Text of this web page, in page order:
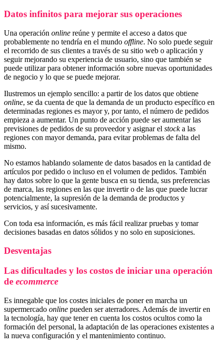
Datos infinitos para mejorar sus operaciones
Una operación online reúne y permite el acceso a datos que
probablemente no tendría en el mundo offline. No solo puede seguir
el recorrido de sus clientes a través de su sitio web o aplicación y
seguir mejorando su experiencia de usuario, sino que también se
puede utilizar para obtener información sobre nuevas oportunidades
de negocio y lo que se puede mejorar.
Ilustremos un ejemplo sencillo: a partir de los datos que obtiene
online, se da cuenta de que la demanda de un producto específico en
determinadas regiones es mayor y, por tanto, el número de pedidos
empieza a aumentar. Un punto de acción puede ser aumentar las
previsiones de pedidos de su proveedor y asignar el stocka las
regiones con mayor demanda, para evitar problemas de falta del
mismo.
No estamos hablando solamente de datos basados en la cantidad de
artículos por pedido o incluso en el volumen de pedidos. También
hay datos sobre lo que la gente busca en su tienda, sus preferencias
de marca, las regiones en las que invertir o de las que puede lucrar
potencialmente, la supresión de la demanda de productos y
servicios, y así sucesivamente.
Con toda esa información, es más fácil realizar pruebas y tomar
decisiones basadas en datos sólidos y no solo en suposiciones.
Desventajas
Las dificultades y los costos de iniciar una operación
de ecommerce
Es innegable que los costes iniciales de poner en marcha un
supermercado online pueden ser aterradores. Además de invertir en
la tecnología, hay que tener en cuenta los costos ocultos como la
formación del personal, la adaptación de las operaciones existentes a
la nueva configuración y el mantenimiento continuo.